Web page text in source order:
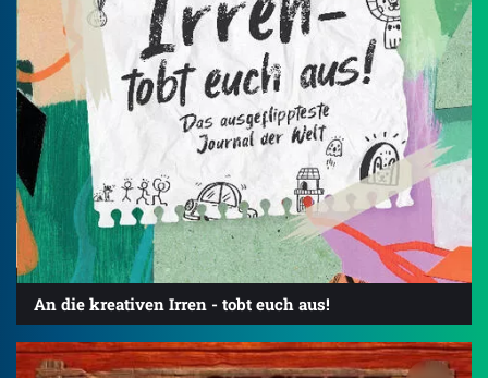
An die kreativen Irren - tobt euch aus!